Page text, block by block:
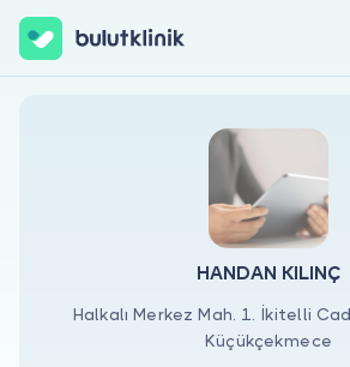
HANDAN KILINÇ
Halkalı Merkez Mah. 1. İkitelli
Küçükçekmece